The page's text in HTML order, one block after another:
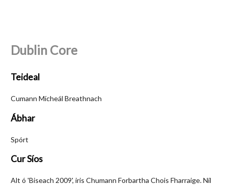
Dublin Core
Teideal
Cumann Mícheál Breathnach
Ábhar
Spórt
Cur Síos
Alt ó 'Biseach 2009', iris Chumann Forbartha Chois Fharraige. Níl